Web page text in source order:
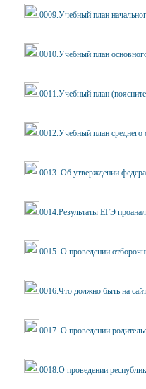
0009.Учебный план
0010.Учебный план
0011.Учебный план
0012.Учебный план среднего
0013. Об утверждении
0014.Результаты ЕГЭ
0015. О проведении
0016.Что должно быть на
0017. О проведении
0018.О проведении